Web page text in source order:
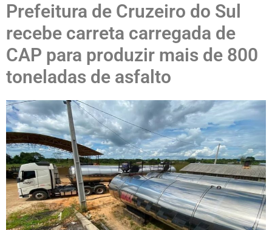
Prefeitura de Cruzeiro do Sul
recebe carreta carregada de
CAP para produzir mais de 800
toneladas de asfalto